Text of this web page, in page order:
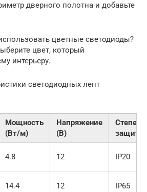
дверного полотна и добавьте
цветные светодиоды?
цвет, который
интерьеру.
светодиодных лент
Мощность
(Вт/м)
Напряжение
(В)
Степень
защиты
4.8 12 IP20
14.4 12 IP65